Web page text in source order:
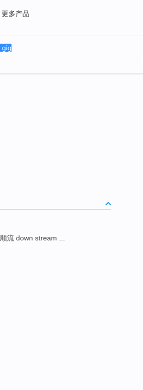
更多产品
顺流 down stream ...